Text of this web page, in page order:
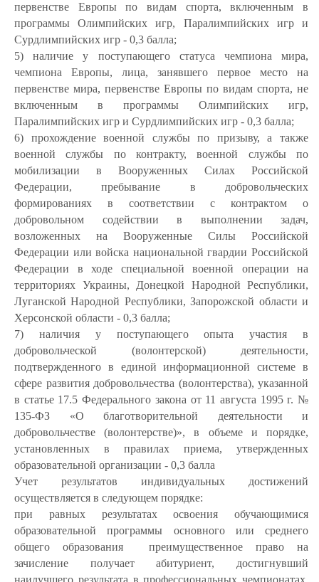
первенстве Европы по видам спорта, включенным в
программы Олимпийских игр, Паралимпийских игр и
Сурдлимпийских игр - 0,3 балла;
5) наличие у поступающего статуса чемпиона мира,
чемпиона Европы, лица, занявшего первое место на
первенстве мира, первенстве Европы по видам спорта, не
включенным в программы Олимпийских игр,
Паралимпийских игр и Сурдлимпийских игр - 0,3 балла;
6) прохождение военной службы по призыву, а также
военной службы по контракту, военной службы по
мобилизации в Вооруженных Силах Российской
Федерации, пребывание в добровольческих
формированиях в соответствии с контрактом о
добровольном содействии в выполнении задач,
возложенных на Вооруженные Силы Российской
Федерации или войска национальной гвардии Российской
Федерации в ходе специальной военной операции на
территориях Украины, Донецкой Народной Республики,
Луганской Народной Республики, Запорожской области и
Херсонской области - 0,3 балла;
7) наличия у поступающего опыта участия в
добровольческой (волонтерской) деятельности,
подтвержденного в единой информационной системе в
сфере развития добровольчества (волонтерства), указанной
в статье 17.5 Федерального закона от 11 августа 1995 г. №
135-ФЗ «О благотворительной деятельности и
добровольчестве (волонтерстве)», в объеме и порядке,
установленных в правилах приема, утвержденных
образовательной организации - 0,3 балла
Учет результатов индивидуальных достижений
осуществляется в следующем порядке:
при равных результатах освоения обучающимися
образовательной программы основного или среднего
общего образования преимущественное право на
зачисление получает абитуриент, достигнувший